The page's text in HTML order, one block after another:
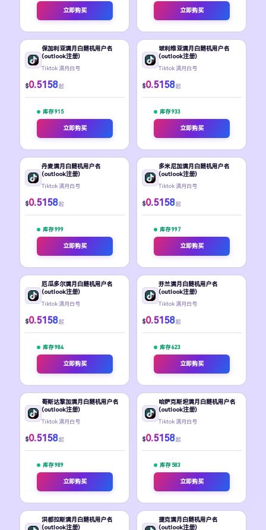
立即购买 立即购买
保加利亚满月白随机用户名
(outlook注册)
Tiktok 满月白号
$0.5158 起
库存 915
立即购买
玻利维亚满月白随机用户名
(outlook注册)
Tiktok 满月白号
$0.5158 起
库存 933
立即购买
丹麦满月白随机用户名
(outlook注册)
Tiktok 满月白号
$0.5158 起
库存 999
立即购买
多米尼加满月白随机用户名
(outlook注册)
Tiktok 满月白号
$0.5158 起
库存 997
立即购买
厄瓜多尔满月白随机用户名
(outlook注册)
Tiktok 满月白号
$0.5158 起
库存 984
立即购买
芬兰满月白随机用户名
(outlook注册)
Tiktok 满月白号
$0.5158 起
库存 623
立即购买
哥斯达黎加满月白随机用户名
(outlook注册)
Tiktok 满月白号
$0.5158 起
库存 989
立即购买
哈萨克斯坦满月白随机用户名
(outlook注册)
Tiktok 满月白号
$0.5158 起
库存 583
立即购买
洪都拉斯满月白随机用户名
(outlook注册)
捷克满月白随机用户名
(outlook注册)